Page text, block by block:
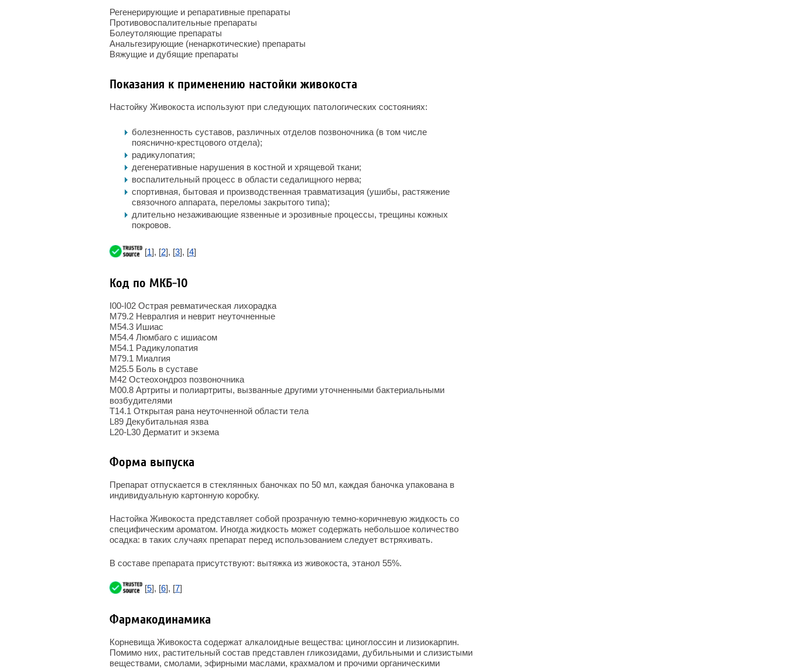
Регенерирующие и репаративные препараты
Противовоспалительные препараты
Болеутоляющие препараты
Анальгезирующие (ненаркотические) препараты
Вяжущие и дубящие препараты
Показания к применению настойки живокоста
Настойку Живокоста используют при следующих патологических состояниях:
болезненность суставов, различных отделов позвоночника (в том числе
пояснично-крестцового отдела);
радикулопатия;
дегенеративные нарушения в костной и хрящевой ткани;
воспалительный процесс в области седалищного нерва;
спортивная, бытовая и производственная травматизация (ушибы, растяжение
связочного аппарата, переломы закрытого типа);
длительно незаживающие язвенные и эрозивные процессы, трещины кожных
покровов.
[1], [2], [3], [4]
Код по МКБ-10
I00-I02 Острая ревматическая лихорадка
M79.2 Невралгия и неврит неуточненные
M54.3 Ишиас
M54.4 Люмбаго с ишиасом
M54.1 Радикулопатия
M79.1 Миалгия
M25.5 Боль в суставе
M42 Остеохондроз позвоночника
M00.8 Артриты и полиартриты, вызванные другими уточненными бактериальными
возбудителями
T14.1 Открытая рана неуточненной области тела
L89 Декубитальная язва
L20-L30 Дерматит и экзема
Форма выпуска
Препарат отпускается в стеклянных баночках по 50 мл, каждая баночка упакована в
индивидуальную картонную коробку.
Настойка Живокоста представляет собой прозрачную темно-коричневую жидкость со
специфическим ароматом. Иногда жидкость может содержать небольшое количество
осадка: в таких случаях препарат перед использованием следует встряхивать.
В составе препарата присутствуют: вытяжка из живокоста, этанол 55%.
[5], [6], [7]
Фармакодинамика
Корневища Живокоста содержат алкалоидные вещества: циноглоссин и лизиокарпин.
Помимо них, растительный состав представлен гликозидами, дубильными и слизистыми
веществами, смолами, эфирными маслами, крахмалом и прочими органическими